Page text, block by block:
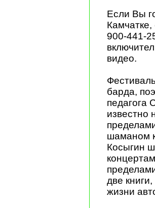
Если Вы
900-441-
видео.
барда,
педагога
известно
шаманом
Косыгин
две
жизни